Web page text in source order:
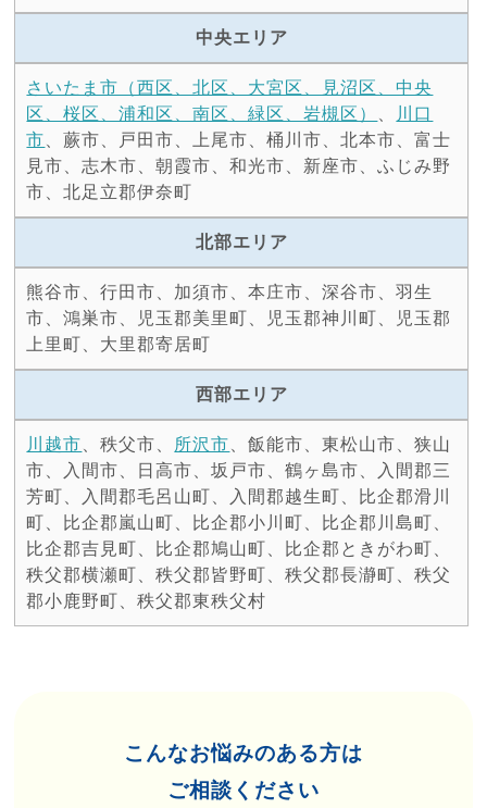
中央エリア
さいたま市（西区、北区、大宮区、見沼区、中央
区、桜区、浦和区、南区、緑区、岩槻区）
川口
市 、蕨市、戸田市、上尾市、桶川市、北本市、富士
見市、志木市、朝霞市、和光市、新座市、ふじみ野
市、北足立郡伊奈町
北部エリア
熊谷市、行田市、加須市、本庄市、深谷市、羽生
市、鴻巣市、児玉郡美里町、児玉郡神川町、児玉郡
上里町、大里郡寄居町
西部エリア
川越市 、秩父市、 所沢市 、飯能市、東松山市、狭山
市、入間市、日高市、坂戸市、鶴ヶ島市、入間郡三
芳町、入間郡毛呂山町、入間郡越生町、比企郡滑川
町、比企郡嵐山町、比企郡小川町、比企郡川島町、
比企郡吉見町、比企郡鳩山町、比企郡ときがわ町、
秩父郡横瀬町、秩父郡皆野町、秩父郡長瀞町、秩父
郡小鹿野町、秩父郡東秩父村
こんなお悩みのある方は
ご相談ください